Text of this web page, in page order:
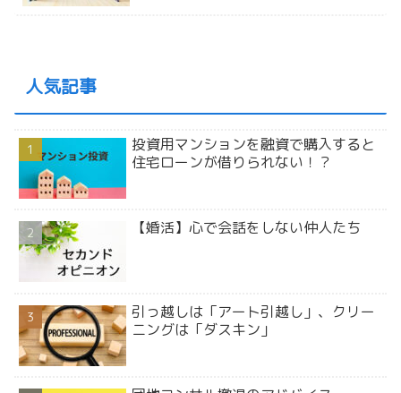
人気記事
投資用マンションを融資で購入すると
住宅ローンが借りられない！？
【婚活】心で会話をしない仲人たち
引っ越しは「アート引越し」、クリー
ニングは「ダスキン」